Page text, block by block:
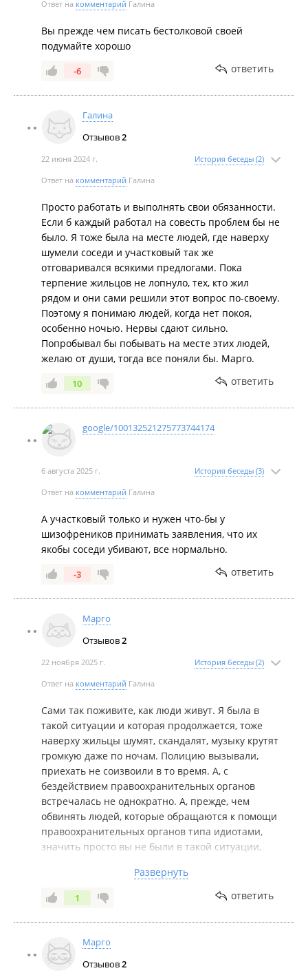
Ответ на комментарий Галина
Вы прежде чем писать бестолковой своей
подумайте хорошо
-6 ответить
Галина
Отзывов2
22 июня 2024 г. История беседы (2)
Ответ на комментарий Галина
Просто работать и выполнять свои обязанности.
Если б каждый работал на совесть проблем бы не
было. Я тоже была на месте людей, где наверху
шумели соседи и участковый так же
отговаривался всякими предлогами. Пока
терпение жильцов не лопнуло, тех, кто жил
рядом и они сами решили этот вопрос по-своему.
Поэтому я понимаю людей, когда нет покоя,
особенно ночью. Нервы сдают сильно.
Попробывал бы побывать на месте этих людей,
желаю от души, тогда все поняли бы. Марго.
10 ответить
google/100132521275773744174
6 августа 2025 г. История беседы (3)
Ответ на комментарий Галина
А участковый только и нужен что-бы у
шизофреников принимать заявления, что их
якобы соседи убивают, все нормально.
-3 ответить
Марго
Отзывов2
22 ноября 2025 г. История беседы (2)
Ответ на комментарий Галина
Сами так поживите, как люди живут. Я была в
такой ситуации и которая продолжается, тоже
наверху жильцы шумят, скандалят, музыку крутят
громкую даже по ночам. Полицию вызывали,
приехать не соизвоили в то время. А, с
бездействием правоохранительных органов
встречалась не однократно. А, прежде, чем
обвинять людей, которые обращаются к помощи
правоохранительных органов типа идиотами,
значить просто вы не были в такой ситуации,
чаще. Когда бегаешь к этим нарушителям
спокойствия, потому, что сил уже нет от этого
шума, просто дуреешь. И куда ни обращаешься
все бесполезно... Так, вот, кто такой умный и не
был на месте, тех, кто не дает спокойной жизни,
ни утром, ни днем, ни вечером, ни ночью, желаю
от души, как можно, чаще данным критиканам
Развернуть
1 ответить
Марго
Отзывов2